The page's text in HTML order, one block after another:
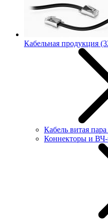
Кабельная продукция
Кабель витая пара
Коннекторы и